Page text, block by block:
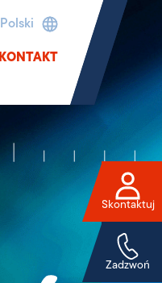
Polski
KONTAKT
Skontaktuj
Zadzwoń